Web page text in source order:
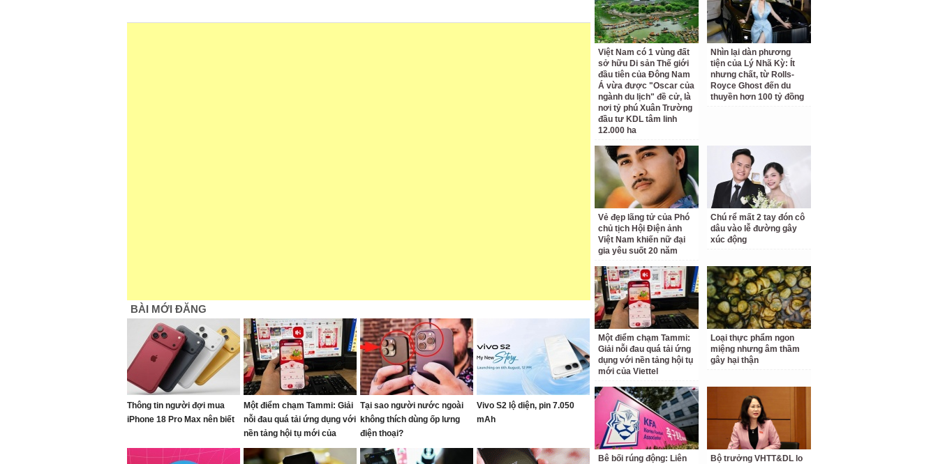
BÀI MỚI ĐĂNG
Thông tin người đợi mua
iPhone 18 Pro Max nên biết
Một điểm chạm Tammi: Giải
nỗi đau quá tải ứng dụng với
nền tảng hội tụ mới của
Viettel
Tại sao người nước ngoài
không thích dùng ốp lưng
điện thoại?
Vivo S2 lộ diện, pin 7.050
mAh
Việt Nam có 1 vùng đất
sở hữu Di sản Thế giới
đầu tiên của Đông Nam
Á vừa được "Oscar của
ngành du lịch" đề cử, là
nơi tỷ phú Xuân Trường
đầu tư KDL tâm linh
12.000 ha
Nhìn lại dàn phương
tiện của Lý Nhã Kỳ: Ít
nhưng chất, từ Rolls-
Royce Ghost đến du
thuyền hơn 100 tỷ đồng
Vẻ đẹp lãng tử của Phó
chủ tịch Hội Điện ảnh
Việt Nam khiến nữ đại
gia yêu suốt 20 năm
Chú rể mất 2 tay đón cô
dâu vào lễ đường gây
xúc động
Một điểm chạm Tammi:
Giải nỗi đau quá tải ứng
dụng với nền tảng hội tụ
mới của Viettel
Loại thực phẩm ngon
miệng nhưng âm thầm
gây hại thận
Bê bối rúng động: Liên
Bộ trưởng VHTT&DL lo